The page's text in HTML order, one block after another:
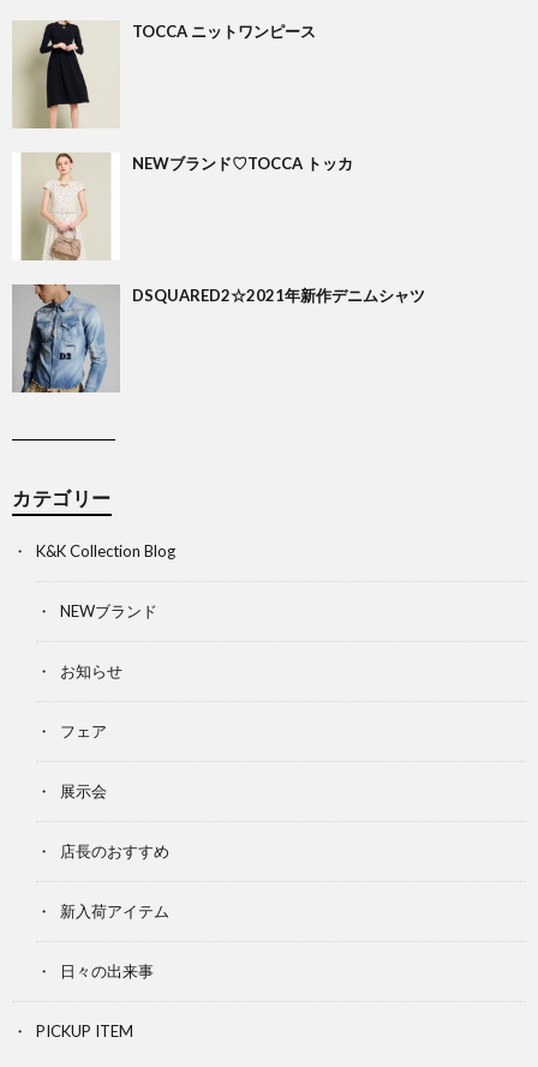
TOCCA ニットワンピース
NEWブランド♡TOCCA トッカ
DSQUARED2☆2021年新作デニムシャツ
カテゴリー
K&K Collection Blog
NEWブランド
お知らせ
フェア
展示会
店長のおすすめ
新入荷アイテム
日々の出来事
PICKUP ITEM